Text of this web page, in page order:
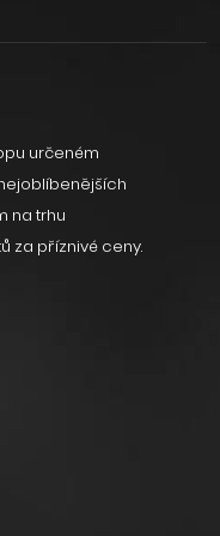
určeném
na trhu
za příznivé ceny.